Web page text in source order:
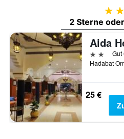
2
2 Sterne
2 Sterne
Gut
25 €